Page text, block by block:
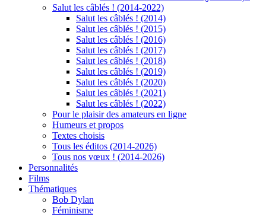
Salut les câblés ! (2014-2022)
Salut les câblés ! (2014)
Salut les câblés ! (2015)
Salut les câblés ! (2016)
Salut les câblés ! (2017)
Salut les câblés ! (2018)
Salut les câblés ! (2019)
Salut les câblés ! (2020)
Salut les câblés ! (2021)
Salut les câblés ! (2022)
Pour le plaisir des amateurs en ligne
Humeurs et propos
Textes choisis
Tous les éditos (2014-2026)
Tous nos vœux ! (2014-2026)
Personnalités
Films
Thématiques
Bob Dylan
Féminisme